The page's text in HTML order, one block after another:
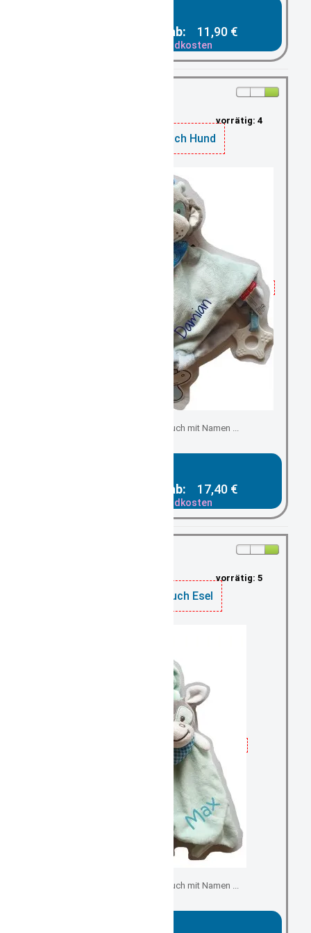
Gesamtpreis ab: 11,90 €
zzgl. Versandkosten
vorrätig: 4
Schnuffeltuch Hund
Schmuse-, Kuscheltuch mit Namen ...
Gesamtpreis ab: 17,40 €
zzgl. Versandkosten
vorrätig: 5
Schnuffeltuch Esel
Schmuse-, Kuscheltuch mit Namen ...